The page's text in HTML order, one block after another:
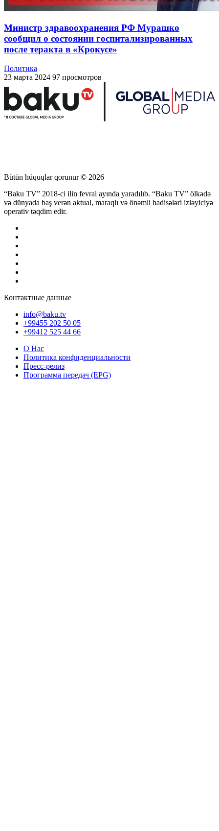
Министр здравоохранения РФ Мурашко
сообщил о состоянии госпитализированных
после теракта в «Крокусе»
Политика
23 марта 2024 97 просмотров
Bütün hüquqlar qorunur © 2026
“Baku TV” 2018-ci ilin fevral ayında yaradılıb. “Baku TV” ölkədə
və dünyada baş verən aktual, maraqlı və önəmli hadisələri izləyiciyə
operativ təqdim edir.
Контактные данные
info@baku.tv
+99455 202 50 05
+99412 525 44 66
О Нас
Политика конфиденциальности
Пресс-релиз
Программа передач (EPG)